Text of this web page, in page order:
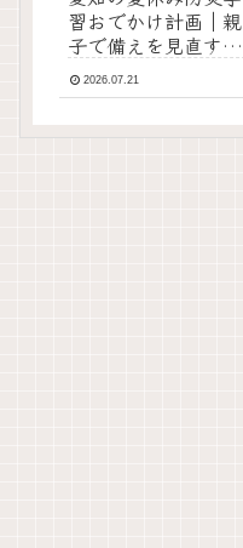
習おでかけ計画｜親
子で備えを見直すチ
ェックリスト
2026.07.21